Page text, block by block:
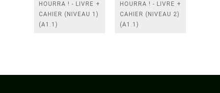
HOURRA ! - LIVRE +
CAHIER (NIVEAU 1)
(A1.1)
HOURRA ! - LIVRE +
CAHIER (NIVEAU 2)
(A1.1)